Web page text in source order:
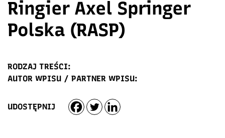
Ringier Axel Springer
Polska (RASP)
RODZAJ TREŚCI:
AUTOR WPISU / PARTNER WPISU:
UDOSTĘPNIJ